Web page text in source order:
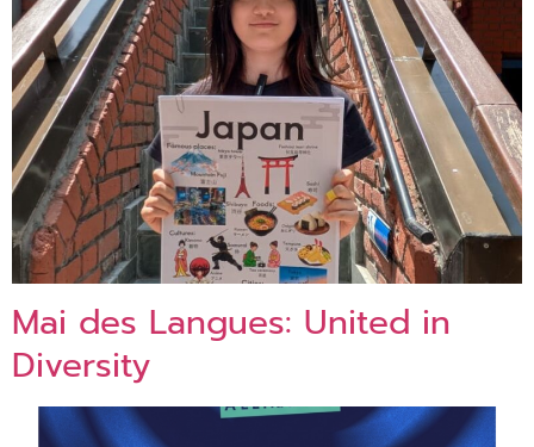
Mai des Langues: United in
Diversity